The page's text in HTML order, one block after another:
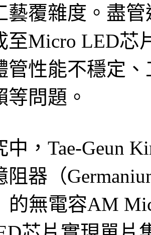
藝覆雜度。盡
至Micro LED芯
管性能不穩定
等問題。
中，Tae-Geun
器（
的無電容AM